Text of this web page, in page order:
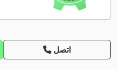
اتصل